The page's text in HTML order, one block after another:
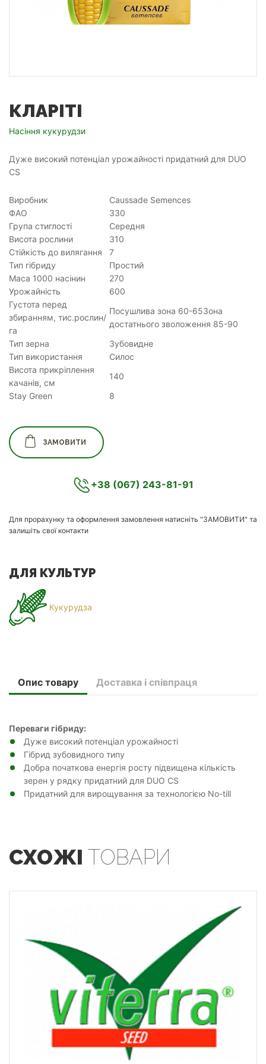
КЛАРІТІ
Насіння кукурудзи
Дуже високий потенціал урожайності придатний для DUO
CS
Виробник
Caussade Semences
ФАО
330
Група стиглості
Середня
Висота рослини
310
Стійкість до вилягання
7
Тип гібриду
Простий
Маса 1000 насінин
270
Урожайність
600
Густота перед
збиранням, тис.рослин/
га
Посушлива зона 60-65Зона
достатнього зволоження 85-90
Тип зерна
Зубовидне
Тип використання
Силос
Висота прикріплення
качанів, см
140
Stay Green
8
ЗАМОВИТИ
+38 (067) 243-81-91
Для прорахунку та оформлення замовлення натисніть "ЗАМОВИТИ" та
залишіть свої контакти
ДЛЯ КУЛЬТУР
Кукурудза
Опис товару Доставка і співпраця
Переваги гібриду:
Дуже високий потенціал урожайності
Гібрид зубовидного типу
Добра початкова енергія росту підвищена кількість
зерен у рядку придатний для DUO CS
Придатний для вирощування за технологією No-till
СХОЖІ ТОВАРИ